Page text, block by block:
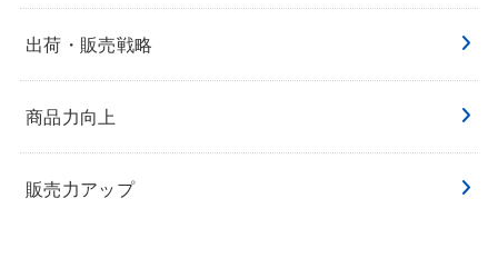
出荷・販売戦略
商品力向上
販売力アップ